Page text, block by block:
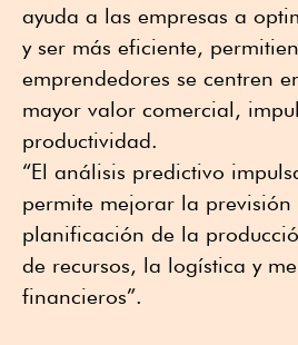
ayuda a las empresas a
y ser más eficiente,
emprendedores se centren
mayor valor comercial,
productividad.
“El análisis predictivo
permite mejorar la
planificación de la
de recursos, la logística y
financieros”.